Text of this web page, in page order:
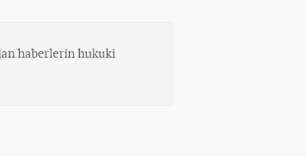
haberlerin hukuki